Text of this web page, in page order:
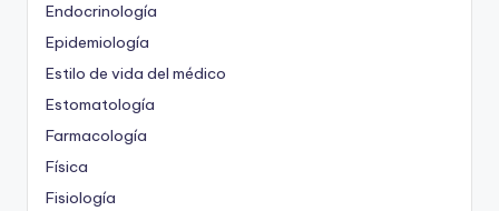
Endocrinología
Epidemiología
Estilo de vida del médico
Estomatología
Farmacología
Física
Fisiología